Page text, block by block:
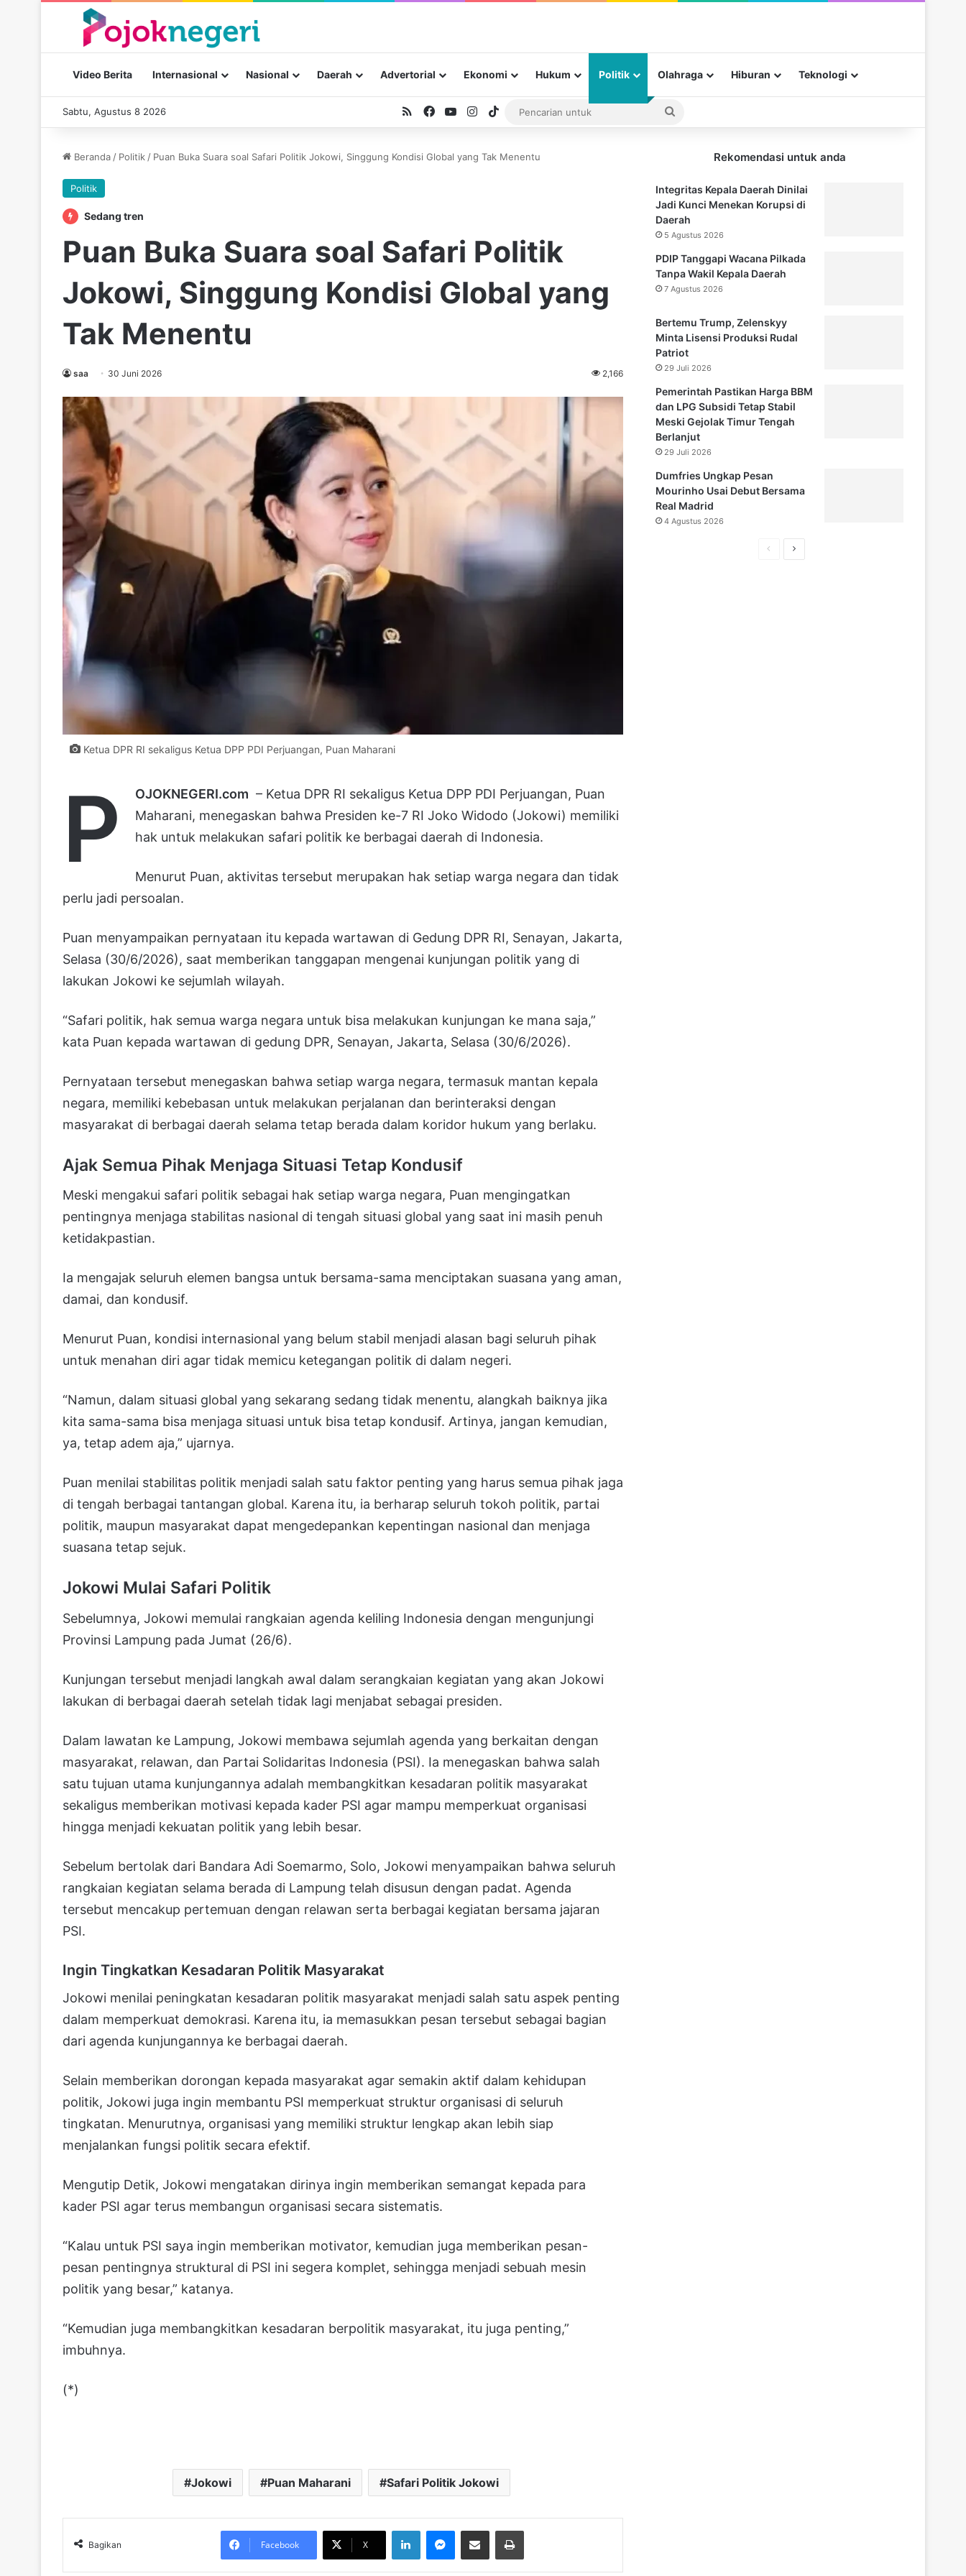
Video Berita Internasional Nasional Daerah Advertorial Ekonomi Hukum Politik Olahraga Hiburan Teknologi
Sabtu, Agustus 8 2026 RSSFacebook
YouTubeInstagram
TikTok
Pencarian
Beranda / Politik / Puan Buka Suara soal Safari Politik Jokowi, Singgung Kondisi Global yang Tak Menentu
Politik
Sedang tren
Puan Buka Suara soal Safari Politik
Jokowi, Singgung Kondisi Global yang
Tak Menentu
saa 30 Juni 2026 2,166
Ketua DPR RI sekaligus Ketua DPP PDI Perjuangan, Puan Maharani
P OJOKNEGERI.com – Ketua DPR RI sekaligus Ketua DPP PDI Perjuangan, Puan
Maharani, menegaskan bahwa Presiden ke-7 RI Joko Widodo (Jokowi) memiliki
hak untuk melakukan safari politik ke berbagai daerah di Indonesia.
Menurut Puan, aktivitas tersebut merupakan hak setiap warga negara dan tidak
perlu jadi persoalan.
Puan menyampaikan pernyataan itu kepada wartawan di Gedung DPR RI, Senayan, Jakarta,
Selasa (30/6/2026), saat memberikan tanggapan mengenai kunjungan politik yang di
lakukan Jokowi ke sejumlah wilayah.
“Safari politik, hak semua warga negara untuk bisa melakukan kunjungan ke mana saja,”
kata Puan kepada wartawan di gedung DPR, Senayan, Jakarta, Selasa (30/6/2026).
Pernyataan tersebut menegaskan bahwa setiap warga negara, termasuk mantan kepala
negara, memiliki kebebasan untuk melakukan perjalanan dan berinteraksi dengan
masyarakat di berbagai daerah selama tetap berada dalam koridor hukum yang berlaku.
Ajak Semua Pihak Menjaga Situasi Tetap Kondusif
Meski mengakui safari politik sebagai hak setiap warga negara, Puan mengingatkan
pentingnya menjaga stabilitas nasional di tengah situasi global yang saat ini masih penuh
ketidakpastian.
Ia mengajak seluruh elemen bangsa untuk bersama-sama menciptakan suasana yang aman,
damai, dan kondusif.
Menurut Puan, kondisi internasional yang belum stabil menjadi alasan bagi seluruh pihak
untuk menahan diri agar tidak memicu ketegangan politik di dalam negeri.
“Namun, dalam situasi global yang sekarang sedang tidak menentu, alangkah baiknya jika
kita sama-sama bisa menjaga situasi untuk bisa tetap kondusif. Artinya, jangan kemudian,
ya, tetap adem aja,” ujarnya.
Puan menilai stabilitas politik menjadi salah satu faktor penting yang harus semua pihak jaga
di tengah berbagai tantangan global. Karena itu, ia berharap seluruh tokoh politik, partai
politik, maupun masyarakat dapat mengedepankan kepentingan nasional dan menjaga
suasana tetap sejuk.
Jokowi Mulai Safari Politik
Sebelumnya, Jokowi memulai rangkaian agenda keliling Indonesia dengan mengunjungi
Provinsi Lampung pada Jumat (26/6).
Kunjungan tersebut menjadi langkah awal dalam serangkaian kegiatan yang akan Jokowi
lakukan di berbagai daerah setelah tidak lagi menjabat sebagai presiden.
Dalam lawatan ke Lampung, Jokowi membawa sejumlah agenda yang berkaitan dengan
masyarakat, relawan, dan Partai Solidaritas Indonesia (PSI). Ia menegaskan bahwa salah
satu tujuan utama kunjungannya adalah membangkitkan kesadaran politik masyarakat
sekaligus memberikan motivasi kepada kader PSI agar mampu memperkuat organisasi
hingga menjadi kekuatan politik yang lebih besar.
Sebelum bertolak dari Bandara Adi Soemarmo, Solo, Jokowi menyampaikan bahwa seluruh
rangkaian kegiatan selama berada di Lampung telah disusun dengan padat. Agenda
tersebut mencakup pertemuan dengan relawan serta berbagai kegiatan bersama jajaran
PSI.
Ingin Tingkatkan Kesadaran Politik Masyarakat
Jokowi menilai peningkatan kesadaran politik masyarakat menjadi salah satu aspek penting
dalam memperkuat demokrasi. Karena itu, ia memasukkan pesan tersebut sebagai bagian
dari agenda kunjungannya ke berbagai daerah.
Selain memberikan dorongan kepada masyarakat agar semakin aktif dalam kehidupan
politik, Jokowi juga ingin membantu PSI memperkuat struktur organisasi di seluruh
tingkatan. Menurutnya, organisasi yang memiliki struktur lengkap akan lebih siap
menjalankan fungsi politik secara efektif.
Mengutip Detik, Jokowi mengatakan dirinya ingin memberikan semangat kepada para
kader PSI agar terus membangun organisasi secara sistematis.
“Kalau untuk PSI saya ingin memberikan motivator, kemudian juga memberikan pesan-
pesan pentingnya struktural di PSI ini segera komplet, sehingga menjadi sebuah mesin
politik yang besar,” katanya.
“Kemudian juga membangkitkan kesadaran berpolitik masyarakat, itu juga penting,”
imbuhnya.
(*)
Jokowi Puan Maharani Safari Politik Jokowi
Bagikan Facebook X
LinkedInMessenger
Bagikan melalui Email Cetak
PDIP Tanggapi Wacana Pilkada Tanpa
Wakil Kepala Daerah
Rekomendasi untuk anda
Integritas Kepala Daerah Dinilai
Jadi Kunci Menekan Korupsi di
Daerah
5 Agustus 2026
PDIP Tanggapi Wacana Pilkada
Tanpa Wakil Kepala Daerah
7 Agustus 2026
Bertemu Trump, Zelenskyy
Minta Lisensi Produksi Rudal
Patriot
29 Juli 2026
Pemerintah Pastikan Harga BBM
dan LPG Subsidi Tetap Stabil
Meski Gejolak Timur Tengah
Berlanjut
29 Juli 2026
Dumfries Ungkap Pesan
Mourinho Usai Debut Bersama
Real Madrid
4 Agustus 2026
HalamanHalaman